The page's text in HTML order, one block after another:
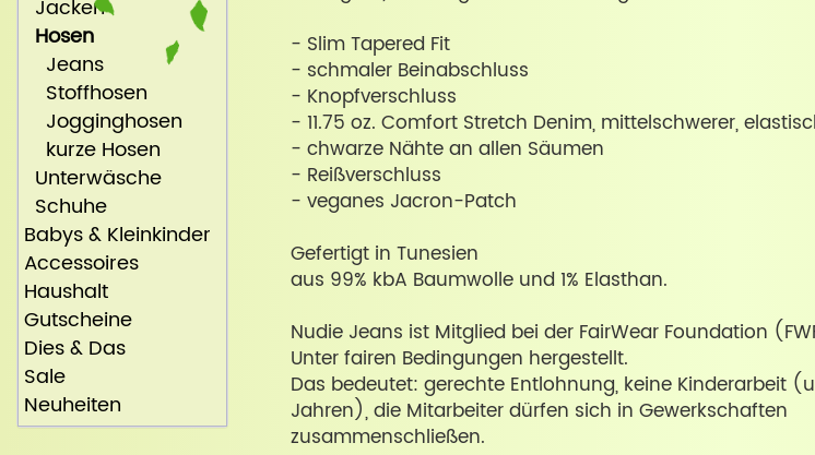
- Slim Tapered Fit
- schmaler Beinabschluss
- Knopfverschluss
- 11.75 oz. Comfort Stretch Denim, mittelschwerer,
- chwarze Nähte an allen Säumen
- Reißverschluss
- veganes Jacron-Patch
Gefertigt in Tunesien
aus 99% kbA Baumwolle und 1% Elasthan.
Nudie Jeans ist Mitglied bei der FairWear Foundation
Unter fairen Bedingungen hergestellt.
Das bedeutet: gerechte Entlohnung, keine Kinderarbeit
Jahren), die Mitarbeiter dürfen sich in Gewerkschaften
zusammenschließen.
Jacken
Hosen
Jeans
Stoffhosen
Jogginghosen
kurze Hosen
Unterwäsche
Schuhe
Babys & Kleinkinder
Accessoires
Haushalt
Gutscheine
Dies & Das
Sale
Neuheiten